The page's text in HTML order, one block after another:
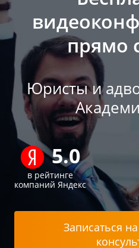
прямо
Юристы и
5.0
в рейтинге
компаний Яндекс
Записаться